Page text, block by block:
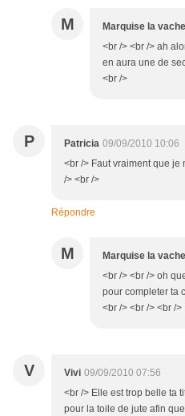
M Marquise la vache
<br /> <br /> ah
en aura une de
<br />
P Patricia 09/09/2010 10:06
<br /> Faut vraiment que je
/> <br />
Répondre
M Marquise la vache
<br /> <br /> oh
pour completer ta
<br /> <br /> <br />
V Vivi 09/09/2010 07:56
<br /> Elle est trop belle ta
pour la toile de jute afin